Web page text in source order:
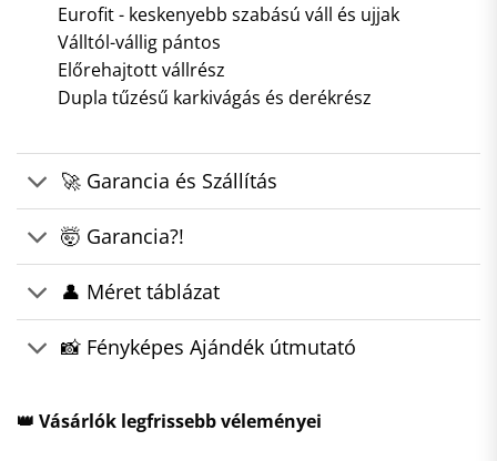
Eurofit - keskenyebb szabású váll és ujjak
Válltól-vállig pántos
Előrehajtott vállrész
Dupla tűzésű karkivágás és derékrész
🚀 Garancia és Szállítás
🤯 Garancia?!
👤 Méret táblázat
📸 Fényképes Ajándék útmutató
👑 Vásárlók legfrissebb véleményei